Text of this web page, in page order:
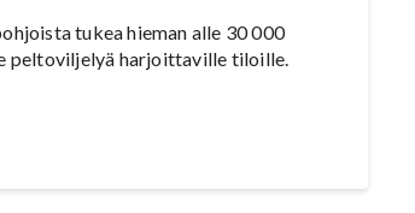
tukea hieman alle 30 000
peltoviljelyä harjoittaville tiloille.